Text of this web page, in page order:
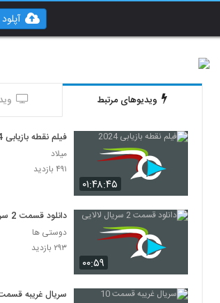
ویدیوهای مرتبط
۰۱:۴۸:۴۵
فیلم نقطه بازیابی 2024
میلاد
۴۹۱ بازدید
۰۰:۵۹
دانلود قسمت 2 سریال لالایی
دوستی ها
۲۹۳ بازدید
سریال غریبه قسمت